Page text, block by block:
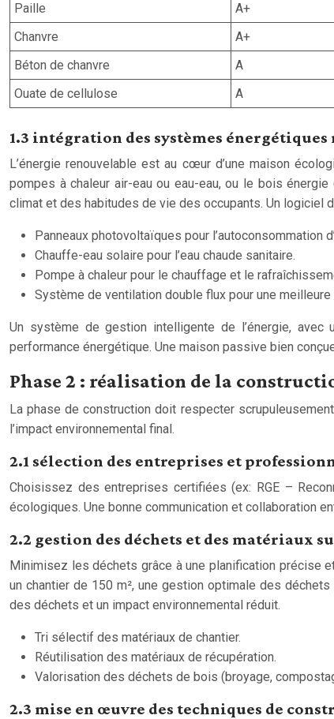
Paille
A+
Chanvre
A+
Béton de chanvre
A
Ouate de cellulose
A
1.3 intégration des systèmes
L’énergie renouvelable est au cœur d’une maison
pompes à chaleur air-eau ou eau-eau, ou le bois
climat et des habitudes de vie des occupants. Un logiciel
Panneaux photovoltaïques pour l’autoconsommation
Chauffe-eau solaire pour l’eau chaude sanitaire.
Pompe à chaleur pour le chauffage et le
Système de ventilation double flux pour une meilleure
Un système de gestion intelligente de l’énergie,
performance énergétique. Une maison passive bien
Phase 2 : réalisation de la
La phase de construction doit respecter
l’impact environnemental final.
2.1 sélection des entreprises et
Choisissez des entreprises certifiées (ex: RGE –
écologiques. Une bonne communication et collaboration
2.2 gestion des déchets et des matériaux
Minimisez les déchets grâce à une planification précise
un chantier de 150 m², une gestion optimale des
des déchets et un impact environnemental réduit.
Tri sélectif des matériaux de chantier.
Réutilisation des matériaux de récupération.
Valorisation des déchets de bois (broyage,
2.3 mise en œuvre des techniques de